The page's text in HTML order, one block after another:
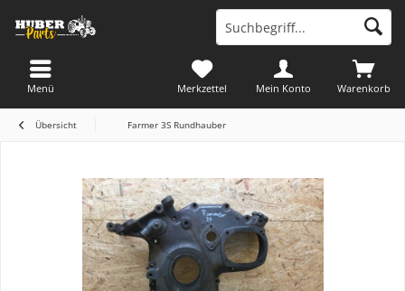
Warenkorb
Merkzettel Mein Konto
Menü
Übersicht Farmer 3S Rundhauber